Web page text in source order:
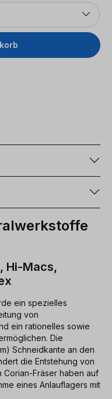
Hi-Macs,
ein spezielles
von
ein rationelles sowie
Die
Schneidkante an den
die Entstehung von
Corian-Fräser haben auf
eines Anlauflagers mit